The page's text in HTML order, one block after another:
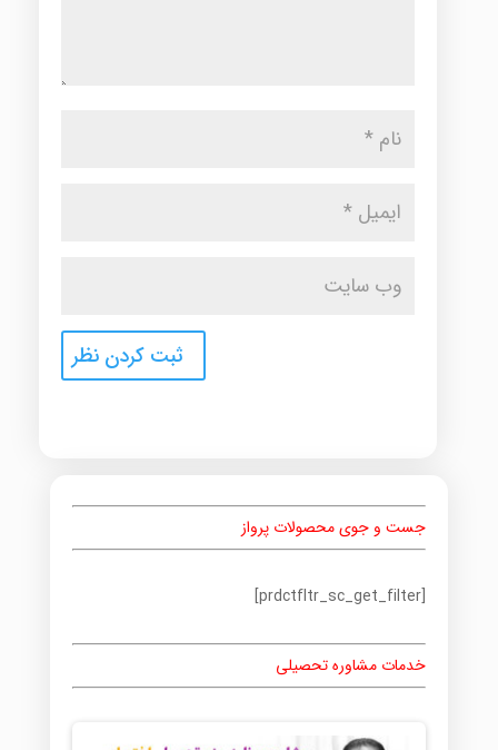
جست و جوی محصولات پرواز
[prdctfltr_sc_get_filter]
خدمات مشاوره تحصیلی